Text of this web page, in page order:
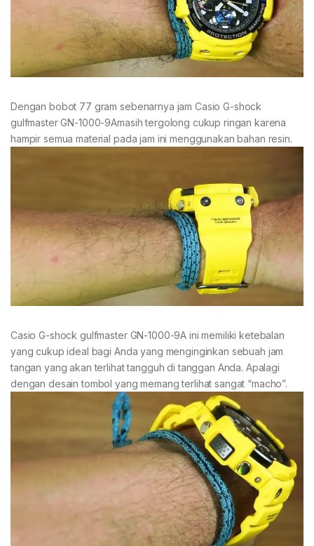
Dengan bobot 77 gram sebenarnya jam Casio G-shock
gulfmaster GN-1000-9Amasih tergolong cukup ringan karena
hampir semua material pada jam ini menggunakan bahan resin.
Casio G-shock gulfmaster GN-1000-9A ini memiliki ketebalan
yang cukup ideal bagi Anda yang menginginkan sebuah jam
tangan yang akan terlihat tangguh di tanggan Anda. Apalagi
dengan desain tombol yang memang terlihat sangat “macho”.